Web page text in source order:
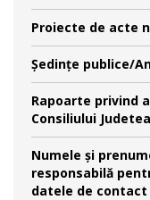
Proiecte de acte
Şedinţe publice/
Rapoarte privind
Consiliului
Numele şi
responsabilă
datele de